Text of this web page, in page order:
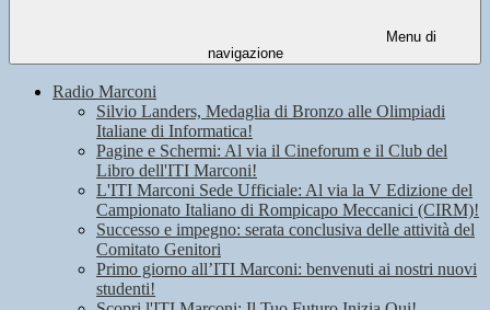
Menu di
navigazione
Radio Marconi
Silvio Landers, Medaglia di Bronzo alle Olimpiadi
Italiane di Informatica!
Pagine e Schermi: Al via il Cineforum e il Club del
Libro dell'ITI Marconi!
L'ITI Marconi Sede Ufficiale: Al via la V Edizione del
Campionato Italiano di Rompicapo Meccanici (CIRM)!
Successo e impegno: serata conclusiva delle attività del
Comitato Genitori
Primo giorno all’ITI Marconi: benvenuti ai nostri nuovi
studenti!